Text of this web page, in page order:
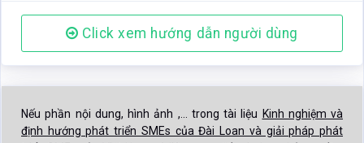
Click xem hướng dẫn người dùng
Nếu phần nội dung, hình ảnh ,... trong tài liệu Kinh nghiệm và
định hướng phát triển SMEs của Đài Loan và giải pháp phát